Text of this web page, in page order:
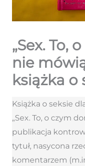
„Sex. To,
nie
książka o
Książka o seksie
„Sex. To, o czym
publikacja
tytuł, nasycona
komentarzem